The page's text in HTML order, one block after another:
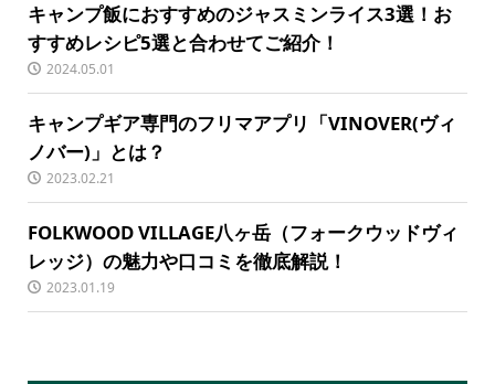
キャンプ飯におすすめのジャスミンライス3選！お
すすめレシピ5選と合わせてご紹介！
2024.05.01
キャンプギア専門のフリマアプリ「VINOVER(ヴィ
ノバー)」とは？
2023.02.21
FOLKWOOD VILLAGE八ヶ岳（フォークウッドヴィ
レッジ）の魅力や口コミを徹底解説！
2023.01.19